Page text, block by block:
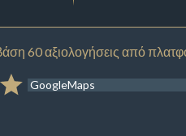
60 αξιολογήσεις από
GoogleMaps